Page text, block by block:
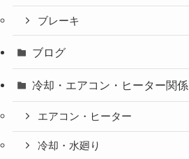
ブレーキ
ブログ
冷却・エアコン・ヒーター関係
エアコン・ヒーター
冷却・水廻り